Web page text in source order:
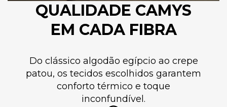
QUALIDADE CAMYS
EM CADA FIBRA
Do clássico algodão egípcio ao crepe
patou, os tecidos escolhidos garantem
conforto térmico e toque
inconfundível.